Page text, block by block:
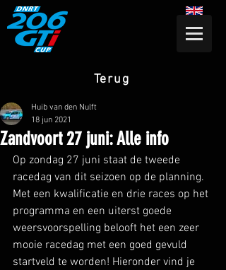
Terug
Zandvoort 27 juni: Alle info
Huib van den Nulft
18 jun 2021
Op zondag 27 juni staat de tweede
racedag van dit seizoen op de planning.
Met een kwalificatie en drie races op het
programma en een uiterst goede
weersvoorspelling belooft het een zeer
mooie racedag met een goed gevuld
startveld te worden! Hieronder vind je